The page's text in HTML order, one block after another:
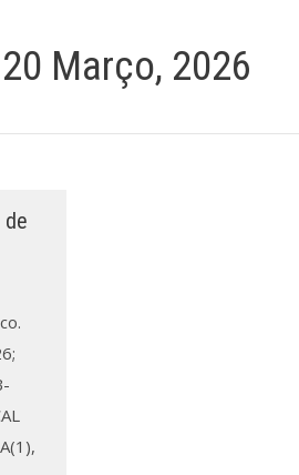
20 Março, 2026
de